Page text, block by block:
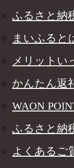
ふるさと納
まいふると
メリットい
かんたん返
WAON
ふるさと納
よくあるご